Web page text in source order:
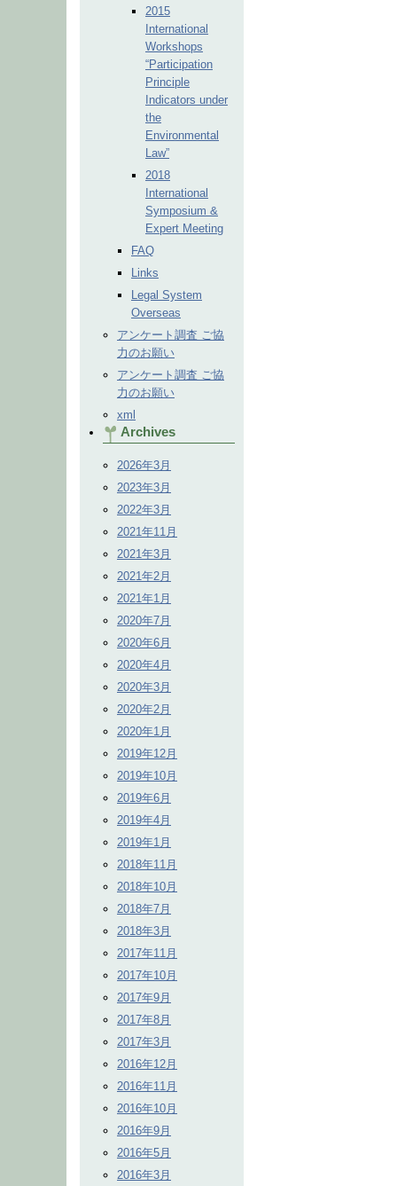
2015
International
Workshops
“Participation
Principle
Indicators under
the
Environmental
Law”
2018
International
Symposium &
Expert Meeting
FAQ
Links
Legal System
Overseas
アンケート調査 ご協
力のお願い
アンケート調査 ご協
力のお願い
xml
Archives
2026年3月
2023年3月
2022年3月
2021年11月
2021年3月
2021年2月
2021年1月
2020年7月
2020年6月
2020年4月
2020年3月
2020年2月
2020年1月
2019年12月
2019年10月
2019年6月
2019年4月
2019年1月
2018年11月
2018年10月
2018年7月
2018年3月
2017年11月
2017年10月
2017年9月
2017年8月
2017年3月
2016年12月
2016年11月
2016年10月
2016年9月
2016年5月
2016年3月